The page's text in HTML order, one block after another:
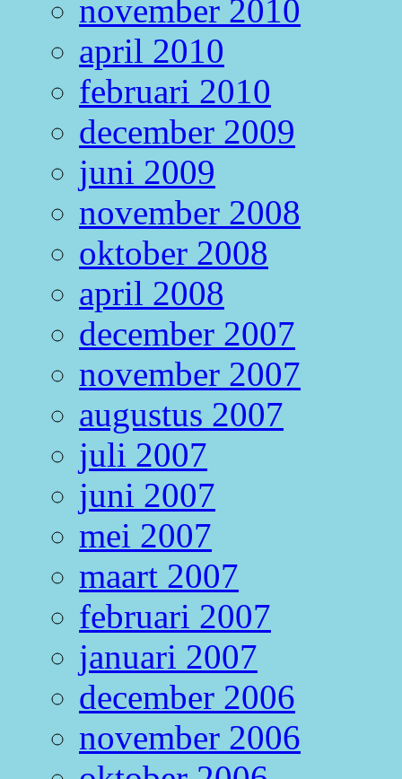
november 2010
april 2010
februari 2010
december 2009
juni 2009
november 2008
oktober 2008
april 2008
december 2007
november 2007
augustus 2007
juli 2007
juni 2007
mei 2007
maart 2007
februari 2007
januari 2007
december 2006
november 2006